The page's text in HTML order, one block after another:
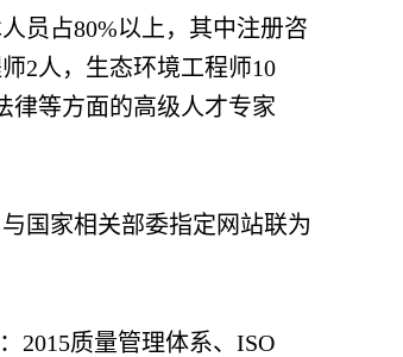
员占80%以上，其中注册咨
2人，生态环境工程师10
律等方面的高级人才专家
国家相关部委指定网站联为
2015质量管理体系、ISO